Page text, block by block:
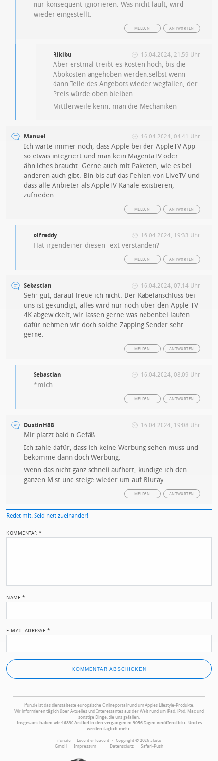
nur konsequent ignorieren. Was nicht läuft, wird
wieder eingestellt.
ANTWORTEN
MELDEN
Rikibu 15.04.2024, 21:59 Uhr
Aber erstmal treibt es Kosten hoch, bis die
Abokosten angehoben werden.selbst wenn
dann Teile des Angebots wieder wegfallen, der
Preis würde oben bleiben
Mittlerweile kennt man die Mechaniken
Manuel 16.04.2024, 04:41 Uhr
Ich warte immer noch, dass Apple bei der AppleTV App
so etwas integriert und man kein MagentaTV oder
ähnliches braucht. Gerne auch mit Paketen, wie es bei
anderen auch gibt. Bin bis auf das Fehlen von LiveTV und
dass alle Anbieter als AppleTV Kanäle existieren,
zufrieden.
ANTWORTEN
MELDEN
olfreddy 16.04.2024, 19:33 Uhr
Hat irgendeiner diesen Text verstanden?
ANTWORTEN
MELDEN
Sebastian 16.04.2024, 07:14 Uhr
Sehr gut, darauf freue ich nicht. Der Kabelanschluss bei
uns ist gekündigt, alles wird nur noch über den Apple TV
4K abgewickelt, wir lassen gerne was nebenbei laufen
dafür nehmen wir doch solche Zapping Sender sehr
gerne.
ANTWORTEN
MELDEN
Sebastian 16.04.2024, 08:09 Uhr
*mich
ANTWORTEN
MELDEN
DustinH88 16.04.2024, 19:08 Uhr
Mir platzt bald n Gefäß…
Ich zahle dafür, dass ich keine Werbung sehen muss und
bekomme dann doch Werbung.
Wenn das nicht ganz schnell aufhört, kündige ich den
ganzen Mist und steige wieder um auf Bluray…
ANTWORTEN
MELDEN
Redet mit. Seid nett zueinander!
KOMMENTAR*
NAME *
E-MAIL-ADRESSE *
ifun.de ist das dienstälteste europäische Onlineportal rund um Apples Lifestyle-Produkte.
Wir informieren täglich über Aktuelles und Interessantes aus der Welt rund um iPad, iPod, Mac und
sonstige Dinge, die uns gefallen.
Insgesamt haben wir 46830 Artikel in den vergangenen 9056 Tagen veröffentlicht. Und es
werden täglich mehr.
ifun.de — Love it or leave it · Copyright © 2026 aketo
GmbH · Impressum · · Datenschutz · Safari-Push